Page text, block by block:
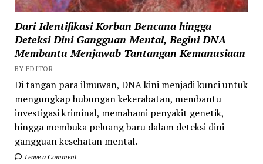
Dari Identifikasi Korban Bencana hingga
Deteksi Dini Gangguan Mental, Begini DNA
Membantu Menjawab Tantangan Kemanusiaan
BY EDITOR
Di tangan para ilmuwan, DNA kini menjadi kunci untuk
mengungkap hubungan kekerabatan, membantu
investigasi kriminal, memahami penyakit genetik,
hingga membuka peluang baru dalam deteksi dini
gangguan kesehatan mental.
Leave a Comment